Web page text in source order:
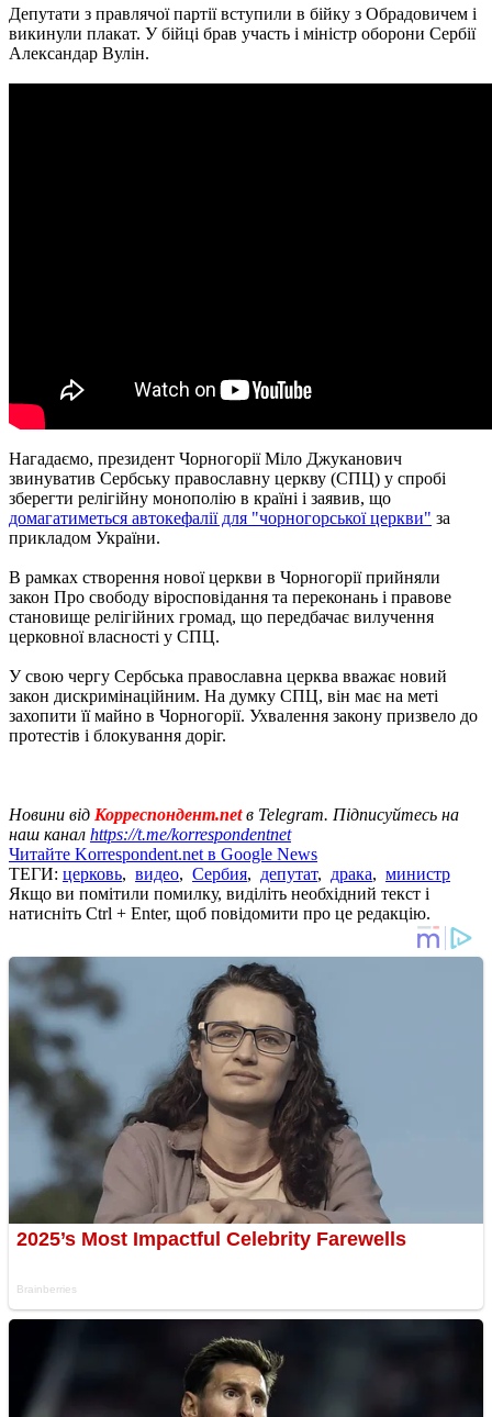
Депутати з правлячої партії вступили в бійку з Обрадовичем і
викинули плакат. У бійці брав участь і міністр оборони Сербії
Александар Вулін.
Нагадаємо, президент Чорногорії Міло Джуканович
звинуватив Сербську православну церкву (СПЦ) у спробі
зберегти релігійну монополію в країні і заявив, що
домагатиметься автокефалії для "чорногорської церкви" за
прикладом України.
В рамках створення нової церкви в Чорногорії прийняли
закон Про свободу віросповідання та переконань і правове
становище релігійних громад, що передбачає вилучення
церковної власності у СПЦ.
У свою чергу Сербська православна церква вважає новий
закон дискримінаційним. На думку СПЦ, він має на меті
захопити її майно в Чорногорії. Ухвалення закону призвело до
протестів і блокування доріг.
Новини від Корреспондент.netв Telegram. Підписуйтесь на
наш канал https://t.me/korrespondentnet
Читайте Korrespondent.net в Google News
ТЕГИ: церковь, видео, Сербия, депутат, драка, министр
Якщо ви помітили помилку, виділіть необхідний текст і
натисніть Ctrl + Enter, щоб повідомити про це редакцію.